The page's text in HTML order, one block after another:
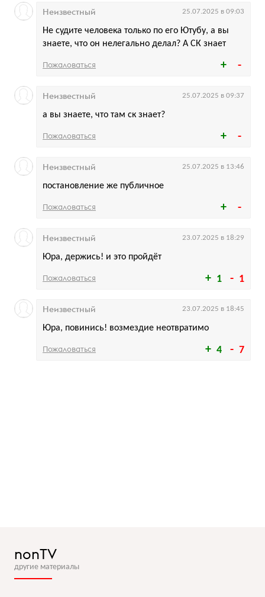
Не судите человека только по его Ютубу, а вы
знаете, что он нелегально делал? А СК знает
Неизвестный 25.07.2025 в 09:03
Пожаловаться
а вы знаете, что там ск знает?
Неизвестный 25.07.2025 в 09:37
Пожаловаться
постановление же публичное
Неизвестный 25.07.2025 в 13:46
Пожаловаться
1 1
Юра, держись! и это пройдёт
Неизвестный 23.07.2025 в 18:29
Пожаловаться
4 7
Юра, повинись! возмездие неотвратимо
Неизвестный 23.07.2025 в 18:45
Пожаловаться
nonTV
другие материалы